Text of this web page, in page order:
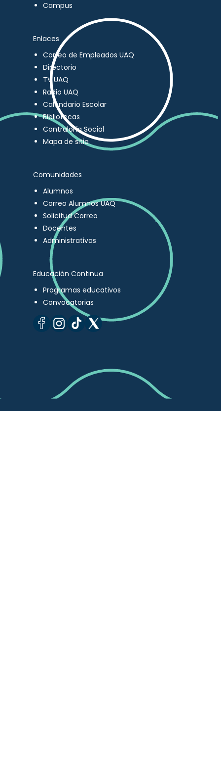
Campus
Enlaces
Correo de Empleados UAQ
Directorio
TV UAQ
Radio UAQ
Calendario Escolar
Bibliotecas
Contraloría Social
Mapa de sitio
Comunidades
Alumnos
Correo Alumnos UAQ
Solicitud Correo
Docentes
Administrativos
Educación Continua
Programas educativos
Convocatorias